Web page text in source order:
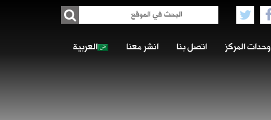
وحدات المركز اتصل بنا انشر معنا العربية